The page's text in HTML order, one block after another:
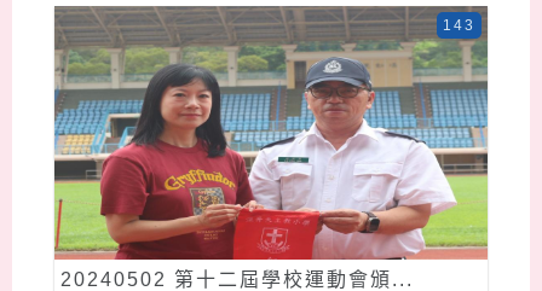
20240502 第十二屆學校運動會頒...
143